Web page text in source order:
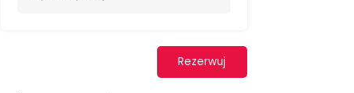
Rezerwuj